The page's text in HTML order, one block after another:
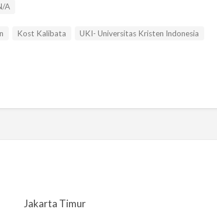
ID
A
Kost Kalibata UKI- Universitas Kristen Indonesia
Jakarta Timur